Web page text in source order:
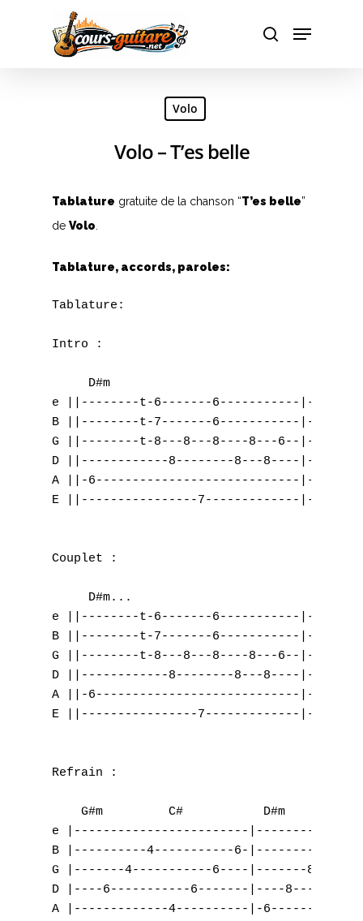
Hit enter to search or ESC to close
Volo
Volo – T’es belle
Tablature gratuite de la chanson “T’es belle”
de Volo
Tablature, accords, paroles:
Tablature:
Intro :
     D#m
e ||--------t-6-------6-----------
B ||--------t-7-------6-----------
G ||--------t-8---8---8----8---6--
D ||------------8--------8---8----
A ||-6----------------------------
E ||----------------7-------------|-
Couplet :
     D#m...
e ||--------t-6-------6-----------
B ||--------t-7-------6-----------
G ||--------t-8---8---8----8---6--
D ||------------8--------8---8----
A ||-6----------------------------
E ||----------------7-------------|-
Refrain :
G#m         C#           D#m
e |------------------------
B |----------4-----------6-|----------
G |-------4-----------6----|-------
D |----6-----------6-------|----
A |-------------4----------|-